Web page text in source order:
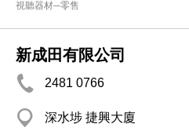
視聽器材─零售
新成田有限公司
2481 0766
深水埗 捷興大廈